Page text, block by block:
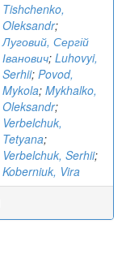
Tishchenko,
Oleksandr;
Луговий, Сергій
Іванович; Luhovyi,
Serhii; Povod,
Mykola; Mykhalko,
Oleksandr;
Verbelchuk,
Tetyana;
Verbelchuk, Serhii;
Koberniuk, Vira